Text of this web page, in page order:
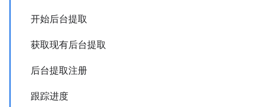
开始后台提取
获取现有后台提取
后台提取注册
跟踪进度